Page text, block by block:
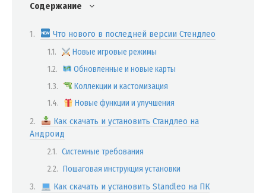
Содержание
Что нового в последней версии Стендлео
Новые игровые режимы
Обновленные и новые карты
Коллекции и кастомизация
Новые функции и улучшения
Как скачать и установить Стандлео на
Андроид
Системные требования
Пошаговая инструкция установки
Как скачать и установить Standleo на ПК